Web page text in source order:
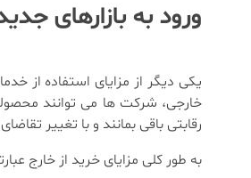
ورود به بازارهای
یکی دیگر از مزایای استفاده از
خارجی، شرکت ها می توانند
رقابتی باقی بمانند و با تغییر
به طور کلی مزایای خرید از خارج